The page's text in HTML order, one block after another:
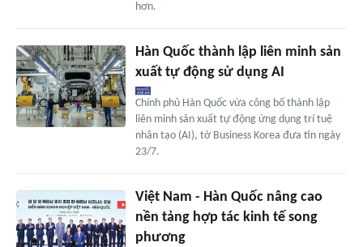
hơn.
Hàn Quốc thành lập liên minh sản
xuất tự động sử dụng AI
Chính phủ Hàn Quốc vừa công bố thành lập
liên minh sản xuất tự động ứng dụng trí tuệ
nhân tạo (AI), tờ Business Korea đưa tin ngày
23/7.
Việt Nam - Hàn Quốc nâng cao
nền tảng hợp tác kinh tế song
phương